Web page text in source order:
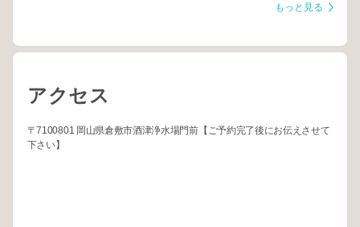
もっと見る
アクセス
〒7100801 岡山県倉敷市酒津浄水場門前【ご予約完了後にお伝えさせて
下さい】